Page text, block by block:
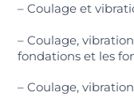
– Coulage et
– Coulage,
fondations et les
– Coulage,